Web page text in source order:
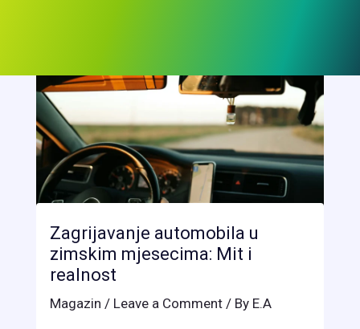
Zagrijavanje automobila u
zimskim mjesecima: Mit i
realnost
Magazin / Leave a Comment / By E.A